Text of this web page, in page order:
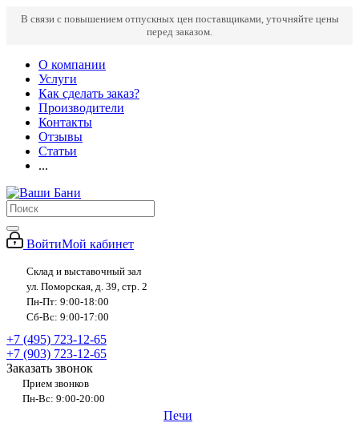
В связи с повышением отпускных цен поставщиками, уточняйте цены
перед заказом.
О компании
Услуги
Как сделать заказ?
Производители
Контакты
Отзывы
Статьи
...
ВойтиМой кабинет
Склад и выставочный зал
ул. Поморская, д. 39, стр. 2
Пн-Пт: 9:00-18:00
Сб-Вс: 9:00-17:00
+7 (495) 723-12-65
+7 (903) 723-12-65
Заказать звонок
Прием звонков
Пн-Вс: 9:00-20:00
Печи